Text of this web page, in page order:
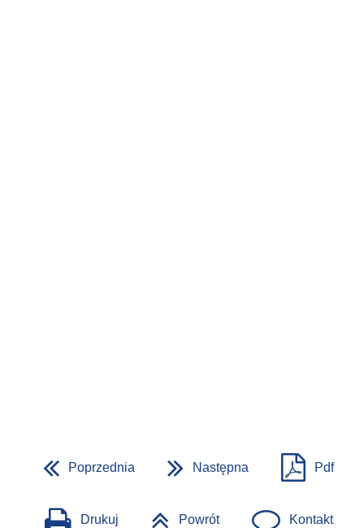
Poprzednia Następna Pdf
Drukuj Powrót Kontakt